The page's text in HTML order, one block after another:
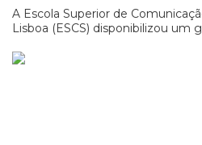
A Escola Superior de
Lisboa (ESCS) disponibilizou um